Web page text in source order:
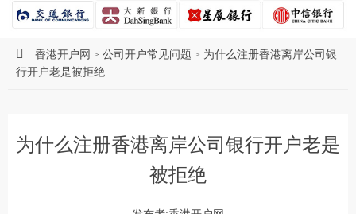
香港开户网 > 公司开户常见问题 > 为什么注册香港离岸公司银
行开户老是被拒绝
为什么注册香港离岸公司银行开户老是
被拒绝